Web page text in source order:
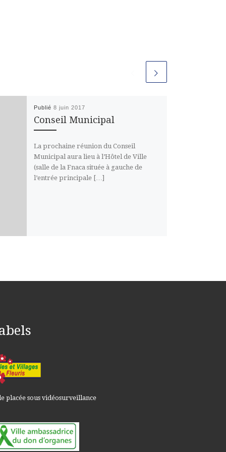
Publié 8 juin 2017
Conseil Municipal
La prochaine réunion du Conseil
Municipal aura lieu à l’Hôtel de Ville
(salle de la Fnaca située à gauche de
l’entrée principale […]
placée sous vidéosurveillance